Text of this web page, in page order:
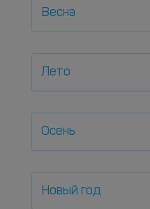
Весна
Лето
Осень
Новый год